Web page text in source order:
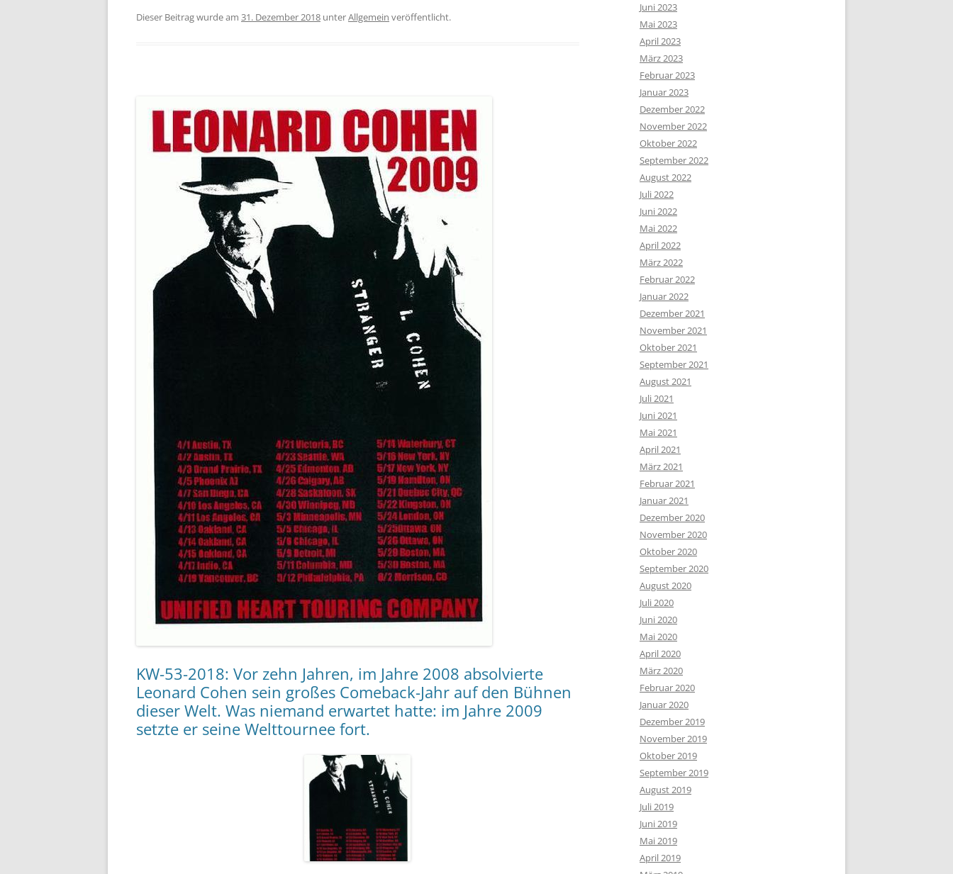
Dieser Beitrag wurde am 31. Dezember 2018 unterAllgemein veröffentlicht.
KW-53-2018: Vor zehn Jahren, im Jahre 2008 absolvierte
Leonard Cohen sein großes Comeback-Jahr auf den Bühnen
dieser Welt. Was niemand erwartet hatte: im Jahre 2009
setzte er seine Welttournee fort.
Juni 2023
Mai 2023
April 2023
März 2023
Februar 2023
Januar 2023
Dezember 2022
November 2022
Oktober 2022
September 2022
August 2022
Juli 2022
Juni 2022
Mai 2022
April 2022
März 2022
Februar 2022
Januar 2022
Dezember 2021
November 2021
Oktober 2021
September 2021
August 2021
Juli 2021
Juni 2021
Mai 2021
April 2021
März 2021
Februar 2021
Januar 2021
Dezember 2020
November 2020
Oktober 2020
September 2020
August 2020
Juli 2020
Juni 2020
Mai 2020
April 2020
März 2020
Februar 2020
Januar 2020
Dezember 2019
November 2019
Oktober 2019
September 2019
August 2019
Juli 2019
Juni 2019
Mai 2019
April 2019